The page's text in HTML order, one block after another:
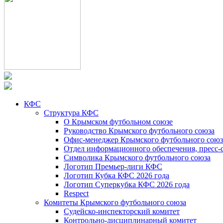
КФС
Структура КФС
О Крымском футбольном союзе
Руководство Крымского футбольного союза
Офис-менеджер Крымского футбольного
Отдел информационного обеспечения, пресс-
Символика Крымского футбольного союза
Логотип Премьер-лиги КФС
Логотип Кубка КФС 2026 года
Логотип Суперкубка КФС 2026 года
Respect
Комитеты Крымского футбольного союза
Судейско-инспекторский комитет
Контрольно-дисциплинарный комитет